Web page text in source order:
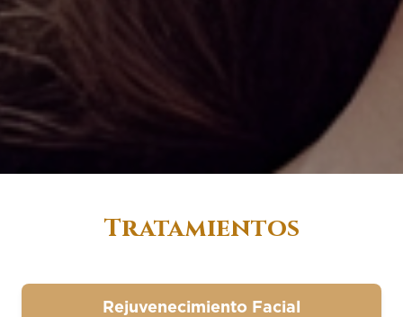
Tratamientos
Rejuvenecimiento Facial